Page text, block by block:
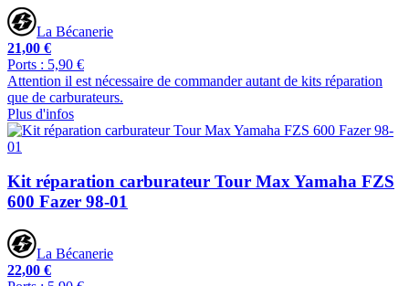
La Bécanerie
21,00 €
Ports : 5,90 €
Attention il est nécessaire de commander autant de kits réparation
que de carburateurs.
Plus d'infos
Kit réparation carburateur Tour Max Yamaha FZS
600 Fazer 98-01
La Bécanerie
22,00 €